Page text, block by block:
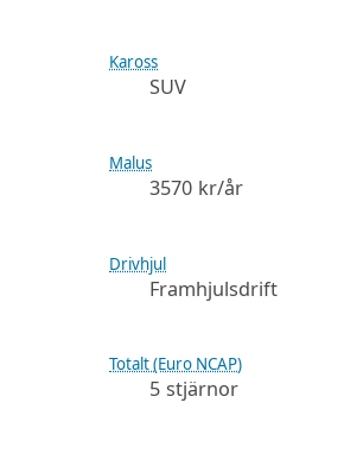
Kaross
SUV
Malus
3570 kr/år
Drivhjul
Framhjulsdrift
Totalt (Euro NCAP)
5 stjärnor